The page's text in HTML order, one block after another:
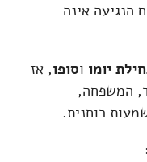
הנגיעה אינה
יומו וסופו, אז
המשפחה,
רוחנית.